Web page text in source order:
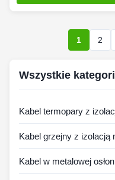
1 2
Wszystkie
Kabel termopary z
Kabel grzejny z izolacją
Kabel w metalowej